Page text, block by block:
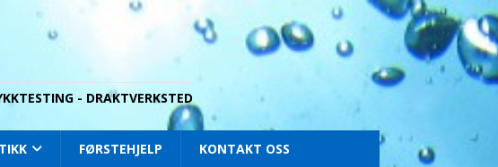
- DRAKTVERKSTED
FØRSTEHJELP KONTAKT OSS